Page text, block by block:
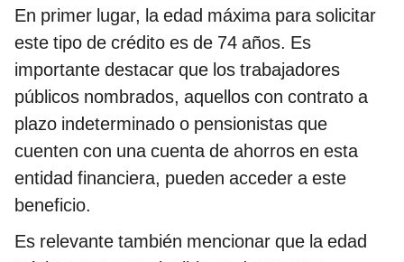
En primer lugar, la edad máxima para solicitar
este tipo de crédito es de 74 años. Es
importante destacar que los trabajadores
públicos nombrados, aquellos con contrato a
plazo indeterminado o pensionistas que
cuenten con una cuenta de ahorros en esta
entidad financiera, pueden acceder a este
beneficio.
Es relevante también mencionar que la edad